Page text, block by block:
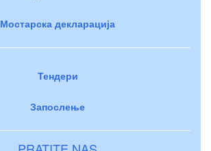
Мостарска декларација
Тендери
Запослење